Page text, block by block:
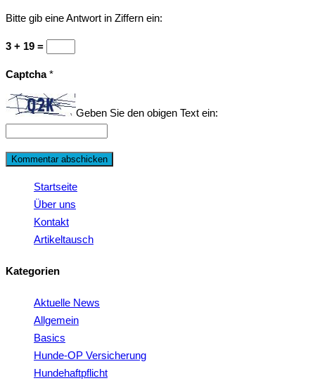
Bitte gib eine Antwort in Ziffern ein:
3 + 19 =
Captcha*
Geben Sie den obigen Text ein:
Startseite
Über uns
Kontakt
Artikeltausch
Kategorien
Aktuelle News
Allgemein
Basics
Hunde-OP Versicherung
Hundehaftpflicht